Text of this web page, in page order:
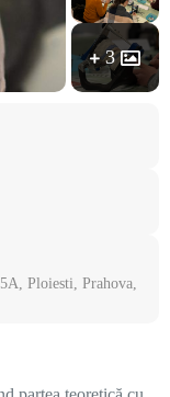
3
Ploiesti, Prahova,